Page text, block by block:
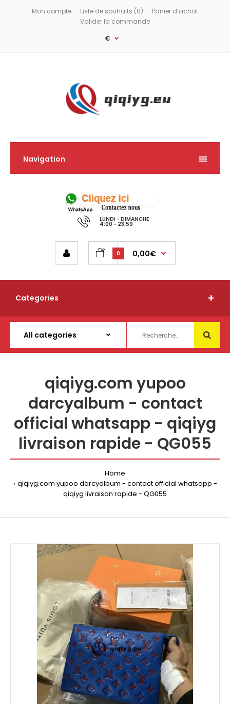
Mon compte Liste de souhaits (0)
Panier d’achat
Valider la commande
€
Navigation
LUNDI - DIMANCHE
4:00 - 23:59
0 0,00€
Categories
qiqiyg.com yupoo
darcyalbum - contact
official whatsapp - qiqiyg
livraison rapide - QG055
Home
qiqiyg.com yupoo darcyalbum - contact official whatsapp -
qiqiyg livraison rapide - QG055